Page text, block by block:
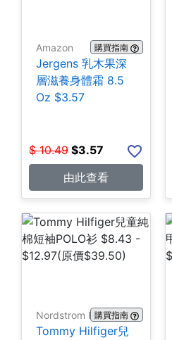
Amazon 購買指南
Jergens 乳木果深
層滋養身體霜 8.5
Oz $3.57
$ 10.49 $3.57
由此查看
Nordstrom Rack購買指南
Tommy Hilfiger兒